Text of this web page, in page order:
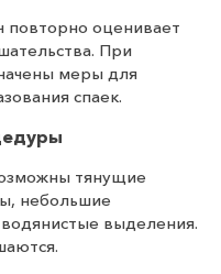
повторно оценивает
При
меры для
спаек.
тянущие
небольшие
выделения.